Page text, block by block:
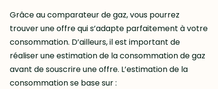
Grâce au comparateur de gaz, vous pourrez
trouver une offre qui s’adapte parfaitement à votre
consommation. D’ailleurs, il est important de
réaliser une estimation de la consommation de gaz
avant de souscrire une offre. L’estimation de la
consommation se base sur :